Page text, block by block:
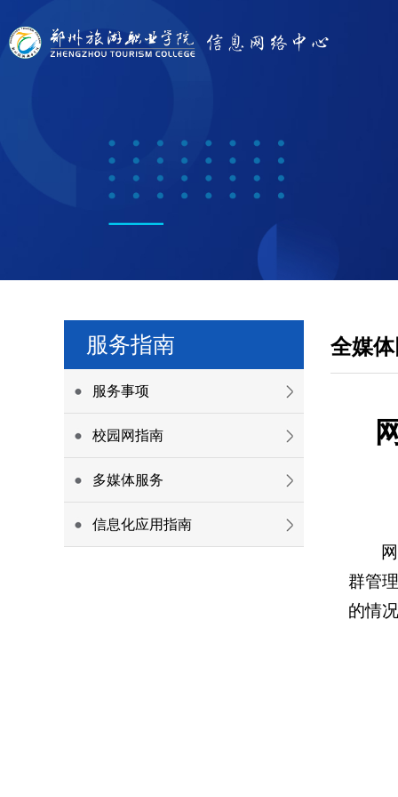
服务指南
服务事项
校园网指南
多媒体服务
信息化应用指南
全媒
群管
的情